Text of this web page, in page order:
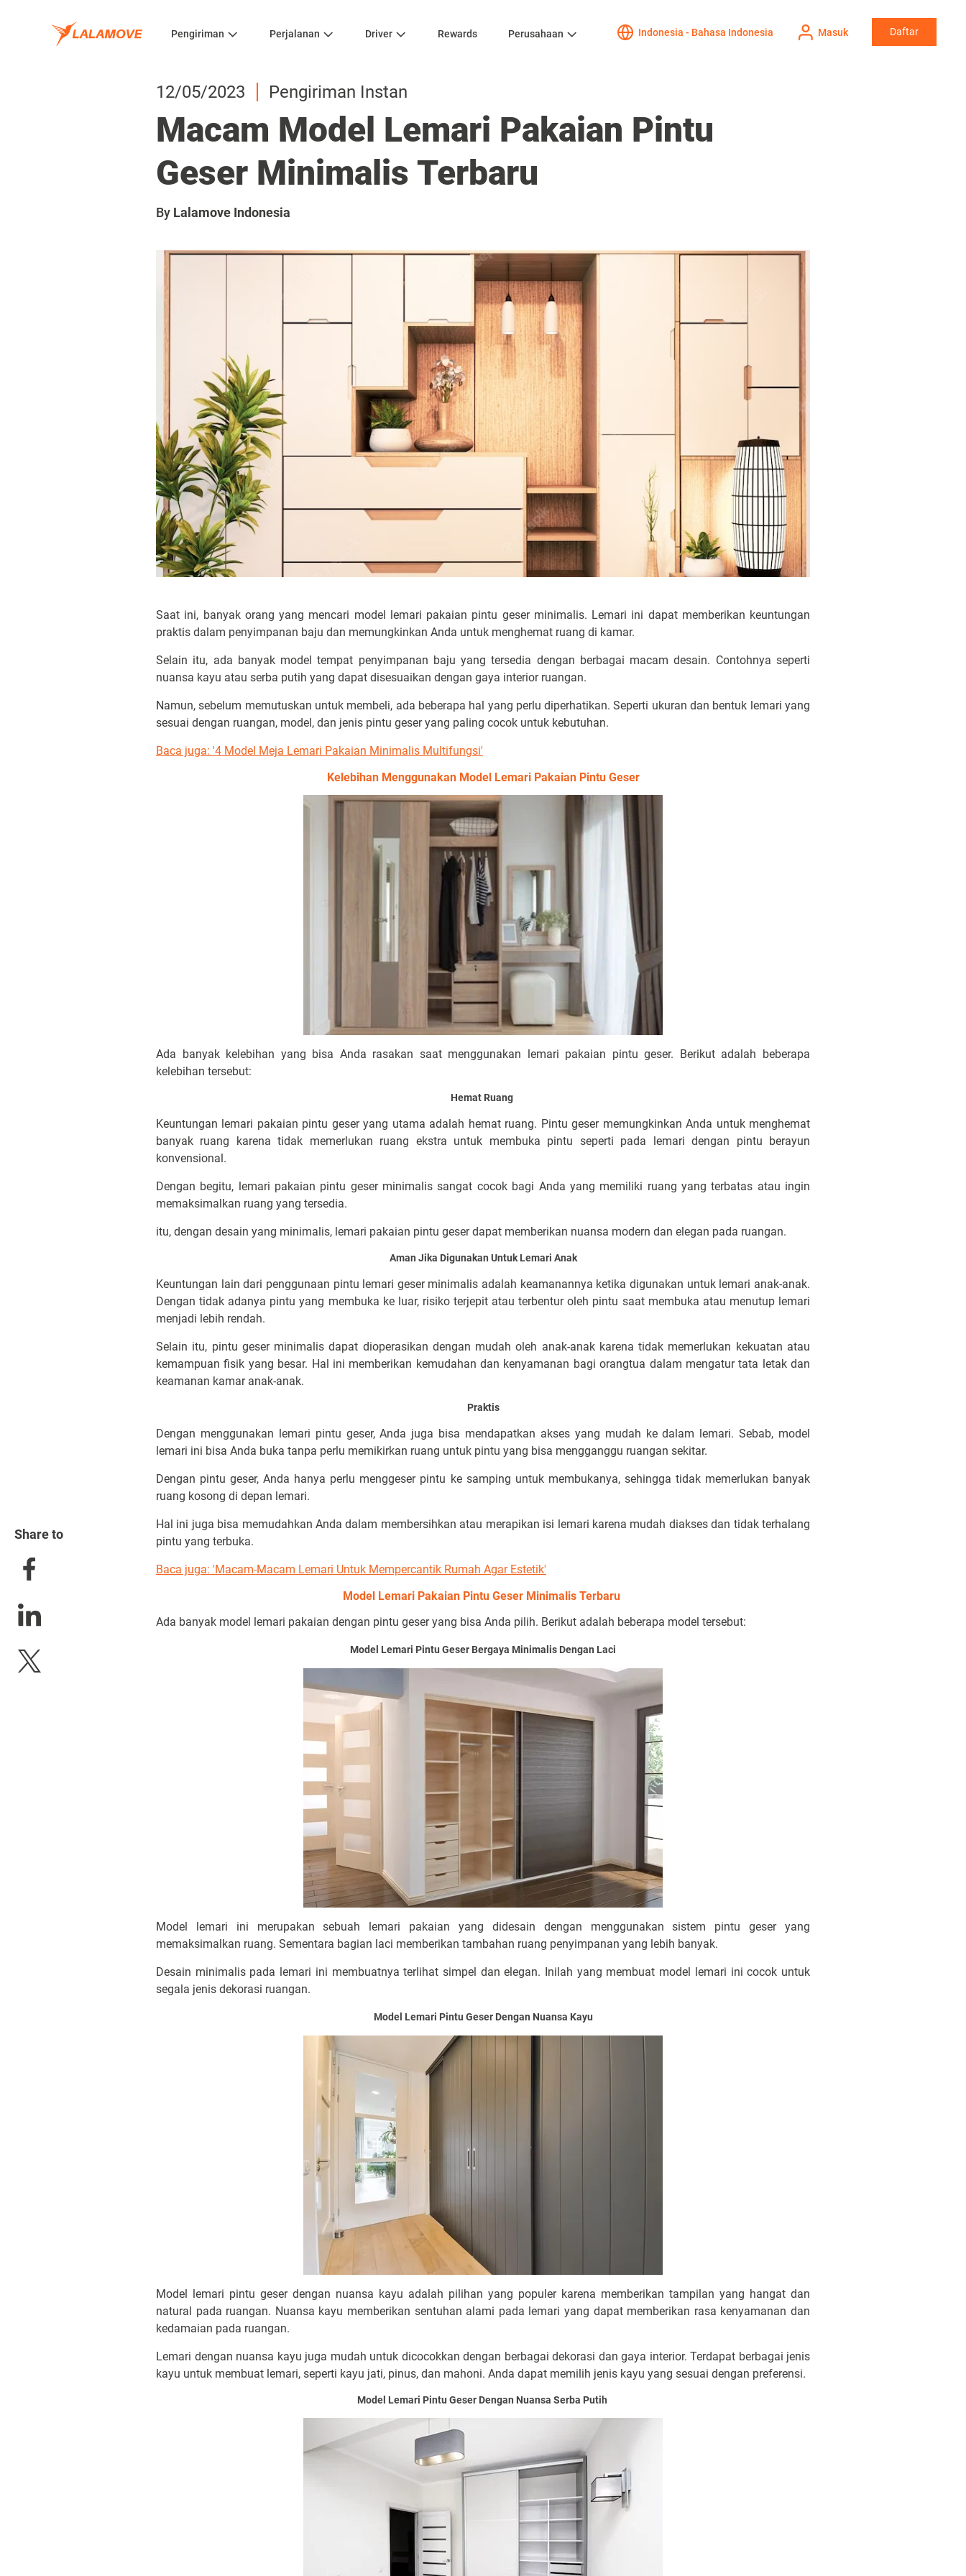
Pengiriman Perjalanan Driver Rewards Perusahaan Indonesia - Bahasa Indonesia Masuk Daftar
12/05/2023 Pengiriman Instan
Macam Model Lemari Pakaian Pintu
Geser Minimalis Terbaru
By Lalamove Indonesia
Saat ini, banyak orang yang mencari model lemari pakaian pintu geser minimalis. Lemari ini dapat memberikan keuntungan
praktis dalam penyimpanan baju dan memungkinkan Anda untuk menghemat ruang di kamar.
Selain itu, ada banyak model tempat penyimpanan baju yang tersedia dengan berbagai macam desain. Contohnya seperti
nuansa kayu atau serba putih yang dapat disesuaikan dengan gaya interior ruangan.
Namun, sebelum memutuskan untuk membeli, ada beberapa hal yang perlu diperhatikan. Seperti ukuran dan bentuk lemari yang
sesuai dengan ruangan, model, dan jenis pintu geser yang paling cocok untuk kebutuhan.
Baca juga: '4 Model Meja Lemari Pakaian Minimalis Multifungsi'
Kelebihan Menggunakan Model Lemari Pakaian Pintu Geser
Ada banyak kelebihan yang bisa Anda rasakan saat menggunakan lemari pakaian pintu geser. Berikut adalah beberapa
kelebihan tersebut:
Hemat Ruang
Keuntungan lemari pakaian pintu geser yang utama adalah hemat ruang. Pintu geser memungkinkan Anda untuk menghemat
banyak ruang karena tidak memerlukan ruang ekstra untuk membuka pintu seperti pada lemari dengan pintu berayun
konvensional.
Dengan begitu, lemari pakaian pintu geser minimalis sangat cocok bagi Anda yang memiliki ruang yang terbatas atau ingin
memaksimalkan ruang yang tersedia.
itu, dengan desain yang minimalis, lemari pakaian pintu geser dapat memberikan nuansa modern dan elegan pada ruangan.
Aman Jika Digunakan Untuk Lemari Anak
Keuntungan lain dari penggunaan pintu lemari geser minimalis adalah keamanannya ketika digunakan untuk lemari anak-anak.
Dengan tidak adanya pintu yang membuka ke luar, risiko terjepit atau terbentur oleh pintu saat membuka atau menutup lemari
menjadi lebih rendah.
Selain itu, pintu geser minimalis dapat dioperasikan dengan mudah oleh anak-anak karena tidak memerlukan kekuatan atau
kemampuan fisik yang besar. Hal ini memberikan kemudahan dan kenyamanan bagi orangtua dalam mengatur tata letak dan
keamanan kamar anak-anak.
Praktis
Dengan menggunakan lemari pintu geser, Anda juga bisa mendapatkan akses yang mudah ke dalam lemari. Sebab, model
lemari ini bisa Anda buka tanpa perlu memikirkan ruang untuk pintu yang bisa mengganggu ruangan sekitar.
Dengan pintu geser, Anda hanya perlu menggeser pintu ke samping untuk membukanya, sehingga tidak memerlukan banyak
ruang kosong di depan lemari.
Hal ini juga bisa memudahkan Anda dalam membersihkan atau merapikan isi lemari karena mudah diakses dan tidak terhalang
pintu yang terbuka.
Baca juga: 'Macam-Macam Lemari Untuk Mempercantik Rumah Agar Estetik'
Model Lemari Pakaian Pintu Geser Minimalis Terbaru
Ada banyak model lemari pakaian dengan pintu geser yang bisa Anda pilih. Berikut adalah beberapa model tersebut:
Model Lemari Pintu Geser Bergaya Minimalis Dengan Laci
Model lemari ini merupakan sebuah lemari pakaian yang didesain dengan menggunakan sistem pintu geser yang
memaksimalkan ruang. Sementara bagian laci memberikan tambahan ruang penyimpanan yang lebih banyak.
Desain minimalis pada lemari ini membuatnya terlihat simpel dan elegan. Inilah yang membuat model lemari ini cocok untuk
segala jenis dekorasi ruangan.
Model Lemari Pintu Geser Dengan Nuansa Kayu
Model lemari pintu geser dengan nuansa kayu adalah pilihan yang populer karena memberikan tampilan yang hangat dan
natural pada ruangan. Nuansa kayu memberikan sentuhan alami pada lemari yang dapat memberikan rasa kenyamanan dan
kedamaian pada ruangan.
Lemari dengan nuansa kayu juga mudah untuk dicocokkan dengan berbagai dekorasi dan gaya interior. Terdapat berbagai jenis
kayu untuk membuat lemari, seperti kayu jati, pinus, dan mahoni. Anda dapat memilih jenis kayu yang sesuai dengan preferensi.
Model Lemari Pintu Geser Dengan Nuansa Serba Putih
Share to